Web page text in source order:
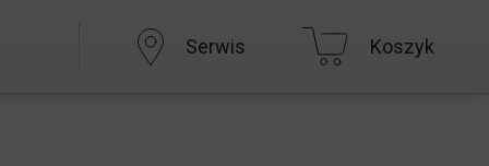
Serwis Koszyk